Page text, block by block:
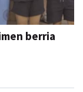
berria